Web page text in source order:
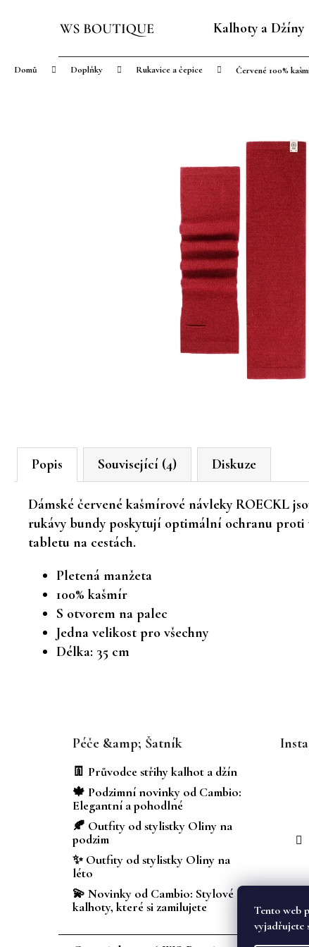
Tento web
vyjadřujete
Kalhoty a Džíny
Domů Doplňky Rukavice a čepice Červené 100%
Popis Související (4) Diskuze
Dámské červené kašmírové návleky ROECKL
rukávy bundy poskytují optimální ochranu
tabletu na cestách.
Pletená manžeta
100% kašmír
S otvorem na palec
Jedna velikost pro všechny
Délka: 35 cm
Zpět
obchodu
Zpět
obchodu
Péče &amp; Šatník
👖 Průvodce střihy kalhot a džín
🍁 Podzimní novinky od Cambio:
Elegantní a pohodlné
🍂 Outfity od stylistky Oliny na
podzim
✨ Outfity od stylistky Oliny na
léto
💫 Novinky od Cambio: Stylové
kalhoty, které si zamilujete